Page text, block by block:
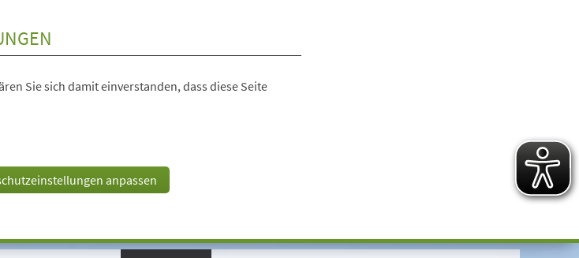
Sie sich damit einverstanden, dass diese Seite
anpassen